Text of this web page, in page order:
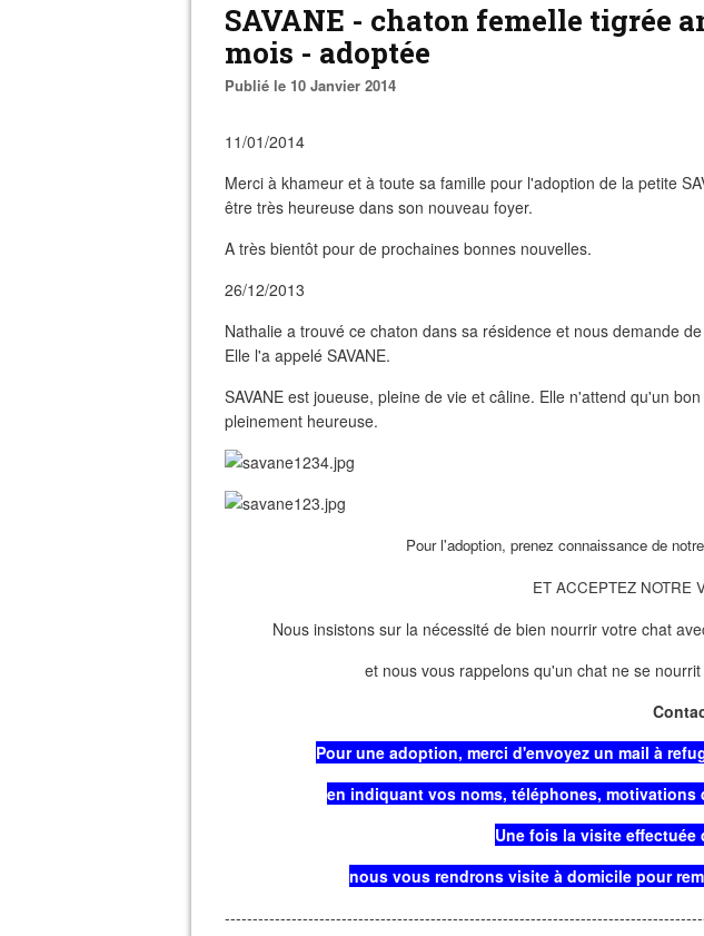
SAVANE - chaton femelle tigrée
mois - adoptée
Publié le 10 Janvier 2014
11/01/2014
Merci à khameur et à toute sa famille pour l'adoption de la petite
être très heureuse dans son nouveau foyer.
A très bientôt pour de prochaines bonnes nouvelles.
26/12/2013
Nathalie a trouvé ce chaton dans sa résidence et nous demande
Elle l'a appelé SAVANE.
SAVANE est joueuse, pleine de vie et câline. Elle n'attend qu'un
pleinement heureuse.
Pour l'adoption, prenez connaissance de
ET ACCEPTEZ NOTRE
Nous insistons sur la nécessité de bien nourrir votre chat
et nous vous rappelons qu'un chat ne se
Pour une adoption, merci d'envoyez un mail à
en indiquant vos noms, téléphones, motivations
Une fois la visite
nous vous rendrons visite à domicile pour